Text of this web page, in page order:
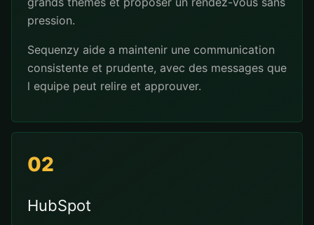
pression.
Sequenzy aide a maintenir une communication
consistente et prudente, avec des messages que
l equipe peut relire et approuver.
02
HubSpot